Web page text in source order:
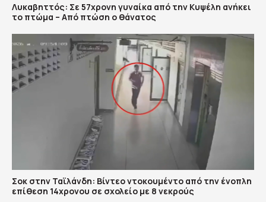
Λυκαβηττός: Σε 57χρονη γυναίκα από την Κυψέλη ανήκει
το πτώμα – Από πτώση ο θάνατος
Σοκ στην Ταϊλάνδη: Βίντεο ντοκουμέντο από την ένοπλη
επίθεση 14χρονου σε σχολείο με 8 νεκρούς